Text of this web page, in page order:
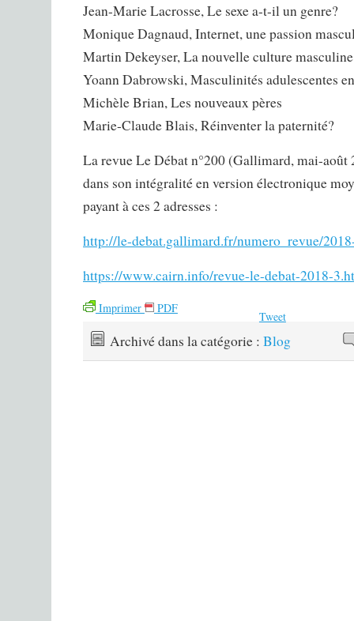
Jean-Marie Lacrosse, Le sexe a-t-il un genre?
Monique Dagnaud, Internet, une passion
Martin Dekeyser, La nouvelle culture
Yoann Dabrowski, Masculinités adulescentes
Michèle Brian, Les nouveaux pères
Marie-Claude Blais, Réinventer la paternité?
La revue Le Débat n°200 (Gallimard, mai-
dans son intégralité en version électronique
payant à ces 2 adresses :
http://le-debat.gallimard.fr/numero_revue/
https://www.cairn.info/revue-le-debat-2018-
Imprimer PDF
Tweet
Archivé dans la catégorie : Blog